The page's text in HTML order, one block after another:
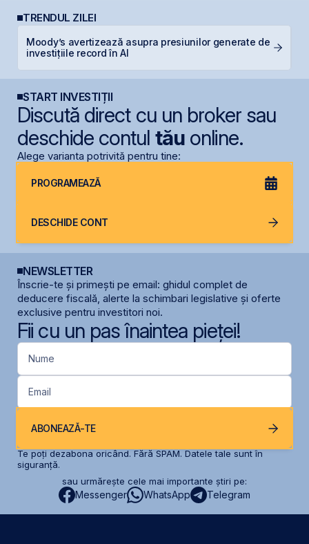
TRENDUL ZILEI
Moody’s avertizează asupra presiunilor generate de
investițiile record în AI
START INVESTIȚII
Discută direct cu un broker sau
deschide contul tăuonline.
Alege varianta potrivită pentru tine:
PROGRAMEAZĂ
DESCHIDE CONT
NEWSLETTER
Înscrie-te și primești pe email: ghidul complet de
deducere fiscală, alerte la schimbari legislative și oferte
exclusive pentru investitori noi.
Fii cu un pas înaintea pieței!
Nume
Email
ABONEAZĂ-TE
Te poți dezabona oricând. Fără SPAM. Datele tale sunt în
siguranță.
sau urmărește cele mai importante știri pe:
Messenger WhatsApp Telegram